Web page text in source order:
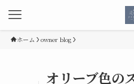
ホーム owner blog
オリーブ色の